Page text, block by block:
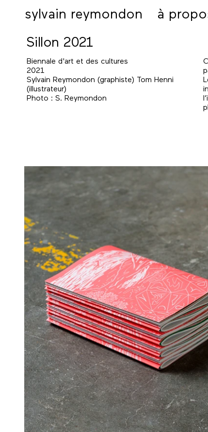
sylvain reymondon
à
Sillon 2021
Biennale d'art et des cultures
2021
Sylvain Reymondon (graphiste) Tom Henni
(illustrateur)
Photo : S. Reymondon